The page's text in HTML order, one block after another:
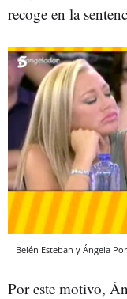
recoge en la
Belén Esteban y Ángela
Por este motivo,